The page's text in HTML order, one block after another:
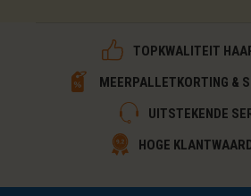
TOPKWALITEIT
MEERPALLETKORTING &
UITSTEKENDE
HOGE